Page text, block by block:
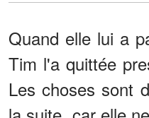
Quand elle lui a
Tim l'a quittée
Les choses sont